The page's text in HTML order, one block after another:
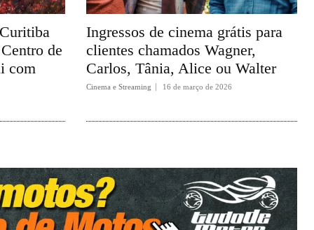
de
com
Ingressos de cinema grátis para
clientes chamados Wagner,
Carlos, Tânia, Alice ou Walter
Cinema e Streaming 16 de março de 2026